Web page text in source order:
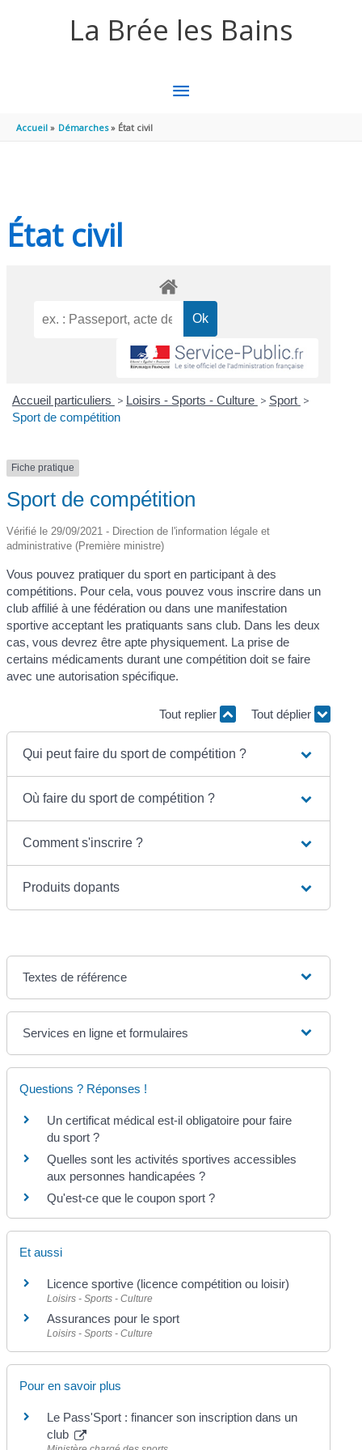
La Brée les Bains
MENU
Accueil Démarches État civil
État civil
Accueil particuliers > Loisirs - Sports - Culture > Sport >
Sport de compétition
Fiche pratique
Sport de compétition
Vérifié le 29/09/2021 - Direction de l'information légale et
administrative (Première ministre)
Vous pouvez pratiquer du sport en participant à des
compétitions. Pour cela, vous pouvez vous inscrire dans un
club affilié à une fédération ou dans une manifestation
sportive acceptant les pratiquants sans club. Dans les deux
cas, vous devrez être apte physiquement. La prise de
certains médicaments durant une compétition doit se faire
avec une autorisation spécifique.
Tout replier Tout déplier
Qui peut faire du sport de compétition ?
Où faire du sport de compétition ?
Comment s'inscrire ?
Produits dopants
Textes de référence
Services en ligne et formulaires
Questions ? Réponses !
Un certificat médical est-il obligatoire pour faire
du sport ?
Quelles sont les activités sportives accessibles
aux personnes handicapées ?
Qu'est-ce que le coupon sport ?
Et aussi
Licence sportive (licence compétition ou loisir)
Loisirs - Sports - Culture
Assurances pour le sport
Loisirs - Sports - Culture
Pour en savoir plus
Le Pass'Sport : financer son inscription dans un
club